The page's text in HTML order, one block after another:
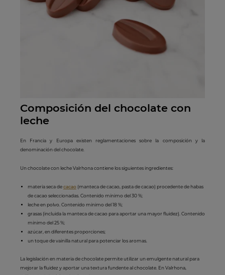
Composición del chocolate con
leche
En Francia y Europa existen reglamentaciones sobre la composición y la
denominación del chocolate.
Un chocolate con leche Valrhona contiene los siguientes ingredientes:
materia seca decacao(manteca de cacao, pasta de cacao) procedente de habas
de cacao seleccionadas. Contenido mínimo del 30 %;
leche en polvo. Contenido mínimo del 18 %;
grasas (incluida la manteca de cacao para aportar una mayor fluidez). Contenido
mínimo del 25 %;
azúcar, en diferentes proporciones;
un toque de vainilla natural para potenciar los aromas.
La legislación en materia de chocolate permite utilizar un emulgente natural para
mejorar la fluidez y aportar una textura fundente al chocolate. En Valrhona,